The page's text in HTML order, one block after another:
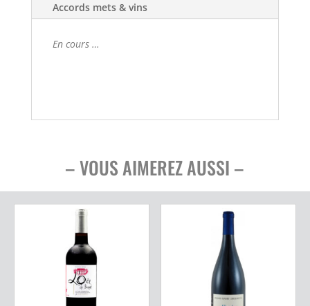
Accords mets & vins
En cours …
– VOUS AIMEREZ AUSSI –